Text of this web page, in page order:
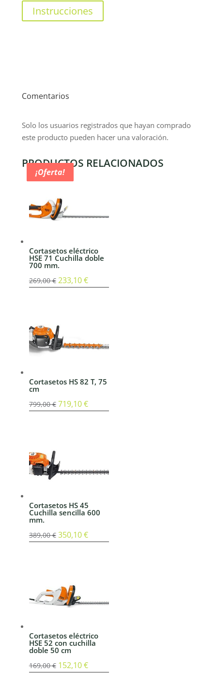
Instrucciones
Comentarios
Solo los usuarios registrados que hayan comprado
este producto pueden hacer una valoración.
PRODUCTOS RELACIONADOS
¡Oferta!
Cortasetos eléctrico
HSE 71 Cuchilla doble
700 mm.
269,00€ El
269,00 €.
233,10€El
¡Oferta!
Cortasetos HS 82 T, 75
cm
799,00€ El
719,10€El
¡Oferta!
Cortasetos HS 45
Cuchilla sencilla 600
mm.
389,00€ El
389,00 €.
350,10€El
¡Oferta!
Cortasetos eléctrico
HSE 52 con cuchilla
doble 50 cm
169,00€ El
152,10€El